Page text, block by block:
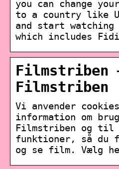
you can change
to a country like
and start
which includes
Filmstriben
Filmstriben
Vi anvender
information om
Filmstriben og til
funktioner, så du
og se film. Vælg